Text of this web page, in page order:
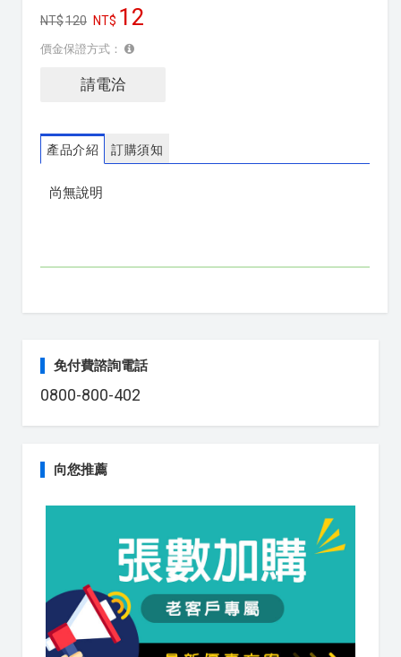
120 12
價金保證方式：
請電洽
產品介紹 訂購須知
尚無說明
免付費諮詢電話
0800-800-402
向您推薦